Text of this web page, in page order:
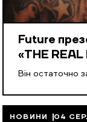
Future
«THE REAL
Він остаточно
НОВИНИ 04